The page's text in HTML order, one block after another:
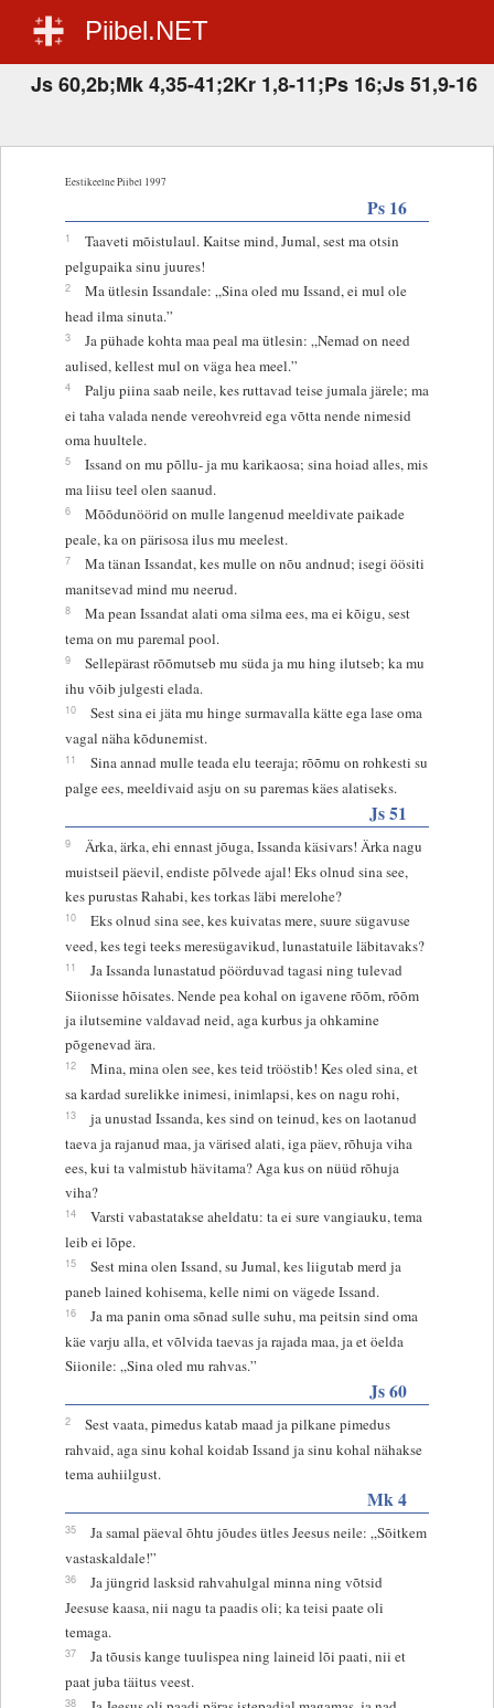
Piibel.NET
Js 60,2b;Mk 4,35-41;2Kr 1,8-11;Ps 16;Js 51,9-16
Eestikeelne Piibel 1997
Ps 16
1
Taaveti mõistulaul. Kaitse mind, Jumal, sest ma otsin
pelgupaika sinu juures!
2
Ma ütlesin Issandale: „Sina oled mu Issand, ei mul ole
head ilma sinuta.”
3
Ja pühade kohta maa peal ma ütlesin: „Nemad on need
aulised, kellest mul on väga hea meel.”
4
Palju piina saab neile, kes ruttavad teise jumala järele; ma
ei taha valada nende vereohvreid ega võtta nende nimesid
oma huultele.
5
Issand on mu põllu- ja mu karikaosa; sina hoiad alles, mis
ma liisu teel olen saanud.
6
Mõõdunöörid on mulle langenud meeldivate paikade
peale, ka on pärisosa ilus mu meelest.
7
Ma tänan Issandat, kes mulle on nõu andnud; isegi öösiti
manitsevad mind mu neerud.
8
Ma pean Issandat alati oma silma ees, ma ei kõigu, sest
tema on mu paremal pool.
9
Sellepärast rõõmutseb mu süda ja mu hing ilutseb; ka mu
ihu võib julgesti elada.
10
Sest sina ei jäta mu hinge surmavalla kätte ega lase oma
vagal näha kõdunemist.
11
Sina annad mulle teada elu teeraja; rõõmu on rohkesti su
palge ees, meeldivaid asju on su paremas käes alatiseks.
Js 51
9
Ärka, ärka, ehi ennast jõuga, Issanda käsivars! Ärka nagu
muistseil päevil, endiste põlvede ajal! Eks olnud sina see,
kes purustas Rahabi, kes torkas läbi merelohe?
10
Eks olnud sina see, kes kuivatas mere, suure sügavuse
veed, kes tegi teeks meresügavikud, lunastatuile läbitavaks?
11
Ja Issanda lunastatud pöörduvad tagasi ning tulevad
Siionisse hõisates. Nende pea kohal on igavene rõõm, rõõm
ja ilutsemine valdavad neid, aga kurbus ja ohkamine
põgenevad ära.
12
Mina, mina olen see, kes teid trööstib! Kes oled sina, et
sa kardad surelikke inimesi, inimlapsi, kes on nagu rohi,
13
ja unustad Issanda, kes sind on teinud, kes on laotanud
taeva ja rajanud maa, ja värised alati, iga päev, rõhuja viha
ees, kui ta valmistub hävitama? Aga kus on nüüd rõhuja
viha?
14
Varsti vabastatakse aheldatu: ta ei sure vangiauku, tema
leib ei lõpe.
15
Sest mina olen Issand, su Jumal, kes liigutab merd ja
paneb lained kohisema, kelle nimi on vägede Issand.
16
Ja ma panin oma sõnad sulle suhu, ma peitsin sind oma
käe varju alla, et võlvida taevas ja rajada maa, ja et öelda
Siionile: „Sina oled mu rahvas.”
Js 60
2
Sest vaata, pimedus katab maad ja pilkane pimedus
rahvaid, aga sinu kohal koidab Issand ja sinu kohal nähakse
tema auhiilgust.
Mk 4
35
Ja samal päeval õhtu jõudes ütles Jeesus neile: „Sõitkem
vastaskaldale!”
36
Ja jüngrid lasksid rahvahulgal minna ning võtsid
Jeesuse kaasa, nii nagu ta paadis oli; ka teisi paate oli
temaga.
37
Ja tõusis kange tuulispea ning laineid lõi paati, nii et
paat juba täitus veest.
38